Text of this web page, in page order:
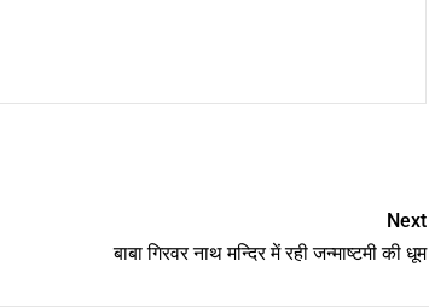
Next
बाबा गिरवर नाथ मन्दिर में रही जन्माष्टमी की धूम